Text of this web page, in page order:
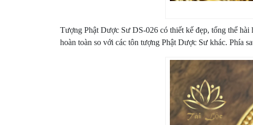
Tượng Phật Dược Sư DS-026 có thiết kế đẹp, tổng thể
hoàn toàn so với các tôn tượng Phật Dược Sư khác. Phía